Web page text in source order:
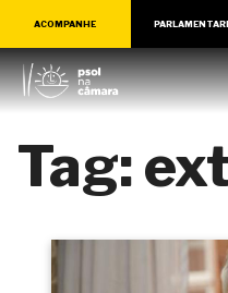
ACOMPANHE
Tag: